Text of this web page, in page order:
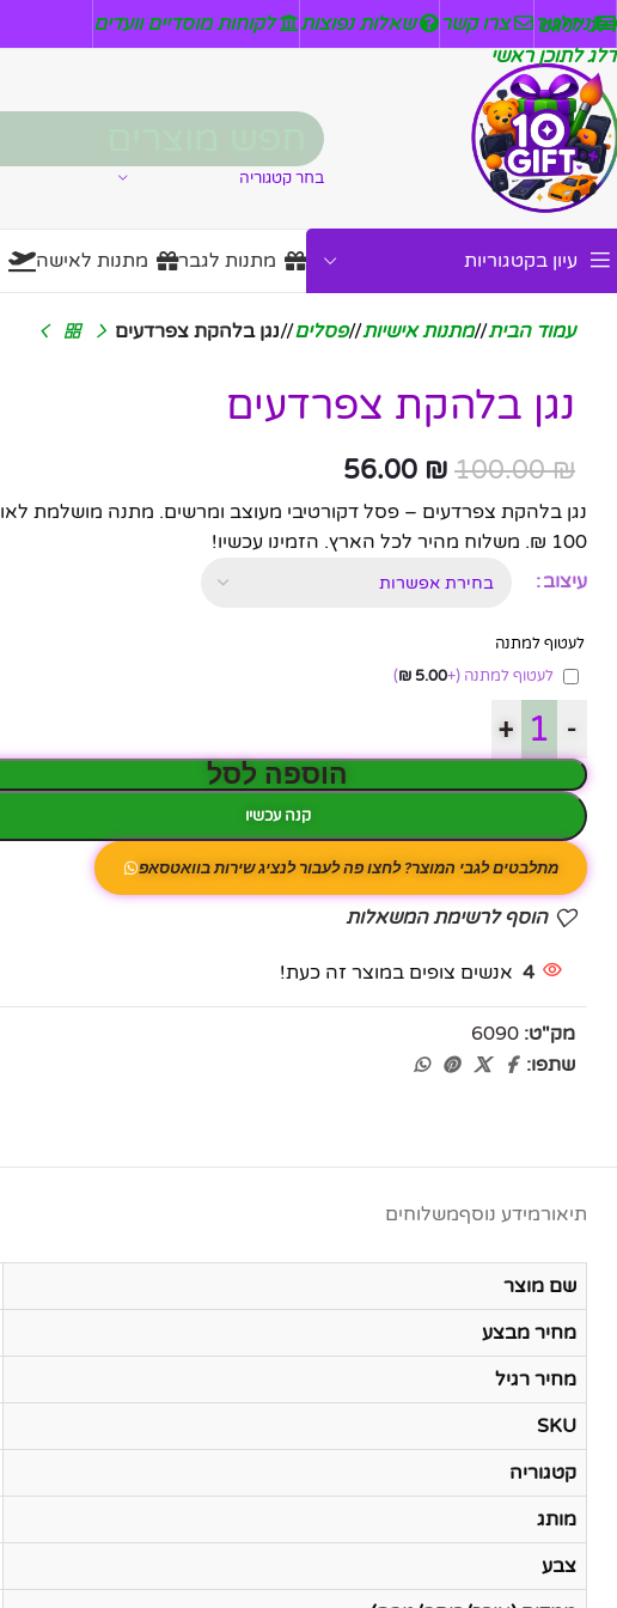
דלג לניווט
דלג לתוכן ראשי
ניזלטר צרו קשר שאלות נפוצות לקוחות מוסדיים וועדים
בחר קטגוריה
עיון בקטגוריות מתנות לגבר מתנות לאישה
עמוד הבית/ מתנות אישיות/ פסלים/ נגן בלהקת צפרדעים
נגן בלהקת צפרדעים
100.00₪
56.00 ₪
100 ₪. משלוח מהיר לכל הארץ. הזמינו עכשיו!
עיצוב
לעטוף למתנה
לעטוף למתנה(+
5.00
₪
)
-
+
הוספה לסל
קנה עכשיו
מתלבטים לגבי המוצר? לחצו פה לעבור לנציג שירות בוואטסאפ
הוסף לרשימת המשאלות
4 אנשים צופים במוצר זה כעת!
מק"ט:6090
שתפו:
תיאורמידע נוסףמשלוחים
שם מוצר
מחיר מבצע
מחיר רגיל
SKU
קטגוריה
מותג
צבע